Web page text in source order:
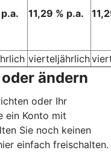
11,29 % p.a.
vierteljährlich
ändern
oder Ihr
ein Konto mit
Sie noch keinen
einfach freischalten.